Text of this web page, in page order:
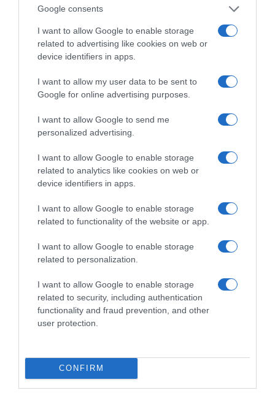
Google consents
I want to allow Google to enable storage
related to advertising like cookies on web or
device identifiers in apps.
I want to allow my user data to be sent to
Google for online advertising purposes.
I want to allow Google to send me
personalized advertising.
I want to allow Google to enable storage
related to analytics like cookies on web or
device identifiers in apps.
I want to allow Google to enable storage
related to functionality of the website or app.
I want to allow Google to enable storage
related to personalization.
I want to allow Google to enable storage
related to security, including authentication
functionality and fraud prevention, and other
user protection.
CONFIRM
Ξύπνησαν, αλλά για τους λάθος λόγους…
Ορθόδοξοι υπάρχουν και στα Βαλκάνια, κύριοι του
ΥΠΕΞ!
Μεταμόρφωση του Σωτήρος: Τα έθιμα, ο
συμβολισμός και η αλλαγή του καιρού
Ήλιος και μάτια: Ο αόρατος κίνδυνος του
καλοκαιριού για την όραση
ΤΟ ΒΙΒΛΙΟ ΣΤΟ “Π”